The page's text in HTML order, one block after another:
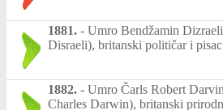
1881. - Umro Bendžamin
Disraeli), britanski političar i
1882. - Umro Čarls Robert
Charles Darwin), britanski